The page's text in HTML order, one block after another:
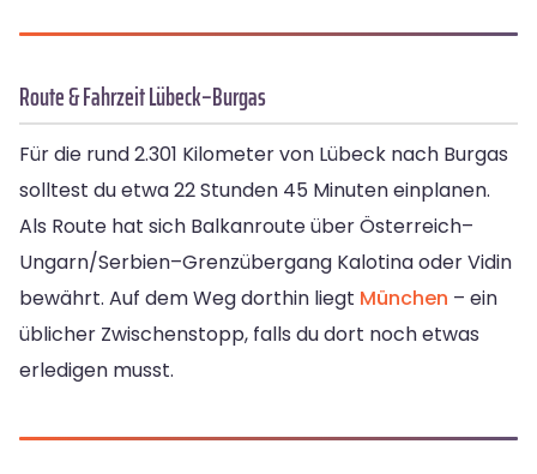
Route & Fahrzeit Lübeck–Burgas
Für die rund 2.301 Kilometer von Lübeck nach Burgas
solltest du etwa 22 Stunden 45 Minuten einplanen.
Als Route hat sich Balkanroute über Österreich–
Ungarn/Serbien–Grenzübergang Kalotina oder Vidin
bewährt. Auf dem Weg dorthin liegt München – ein
üblicher Zwischenstopp, falls du dort noch etwas
erledigen musst.